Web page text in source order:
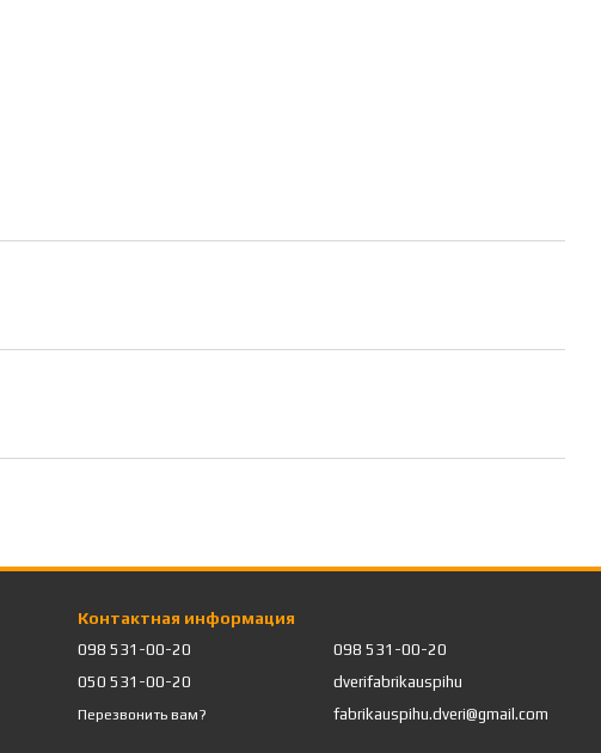
Контактная информация
098 531-00-20
050 531-00-20
Перезвонить вам?
098 531-00-20
dverifabrikauspihu
fabrikauspihu.dveri@gmail.com